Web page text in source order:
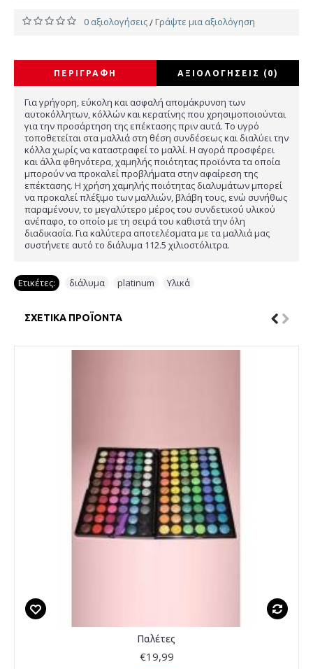
0 αξιολογήσεις/Γράψτε μια αξιολόγηση
ΠΕΡΙΓΡΑΦΉ ΑΞΙΟΛΟΓΉΣΕΙΣ (0)
Για γρήγορη, εύκολη και ασφαλή απομάκρυνση των
αυτοκόλλητων, κόλλών και κερατίνης που χρησιμοποιούνται
για την προσάρτηση της επέκτασης πριν αυτά. Το υγρό
τοποθετείται στα μαλλιά στη θέση συνδέσεως και διαλύει την
κόλλα χωρίς να καταστραφεί το μαλλί. Η αγορά προσφέρει
και άλλα φθηνότερα, χαμηλής ποιότητας προϊόντα τα οποία
μπορούν να προκαλεί προβλήματα στην αφαίρεση της
επέκτασης. Η χρήση χαμηλής ποιότητας διαλυμάτων μπορεί
να προκαλεί πλέξιμο των μαλλιών, βλάβη τους, ενώ συνήθως
παραμένουν, το μεγαλύτερο μέρος του συνδετικού υλικού
ανέπαφο, το οποίο με τη σειρά του καθιστά την όλη
διαδικασία. Για καλύτερα αποτελέσματα με τα μαλλιά μας
συστήνετε αυτό το διάλυμα 112.5 χιλιοστόλιτρα.
Ετικέτες: διάλυμα platinum Υλικά
ΣΧΕΤΙΚΆ ΠΡΟΪΌΝΤΑ
Παλέτες
€19,99